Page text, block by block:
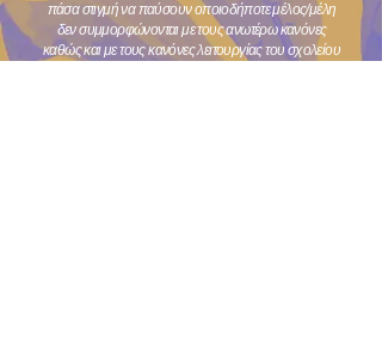
πάσα στιγμή να παύσουν οποιοδήποτε μέλος/μέλη
δεν συμμορφώνονται με τους ανωτέρω κανόνες
καθώς και με τους κανόνες λειτουργίας του σχολείου